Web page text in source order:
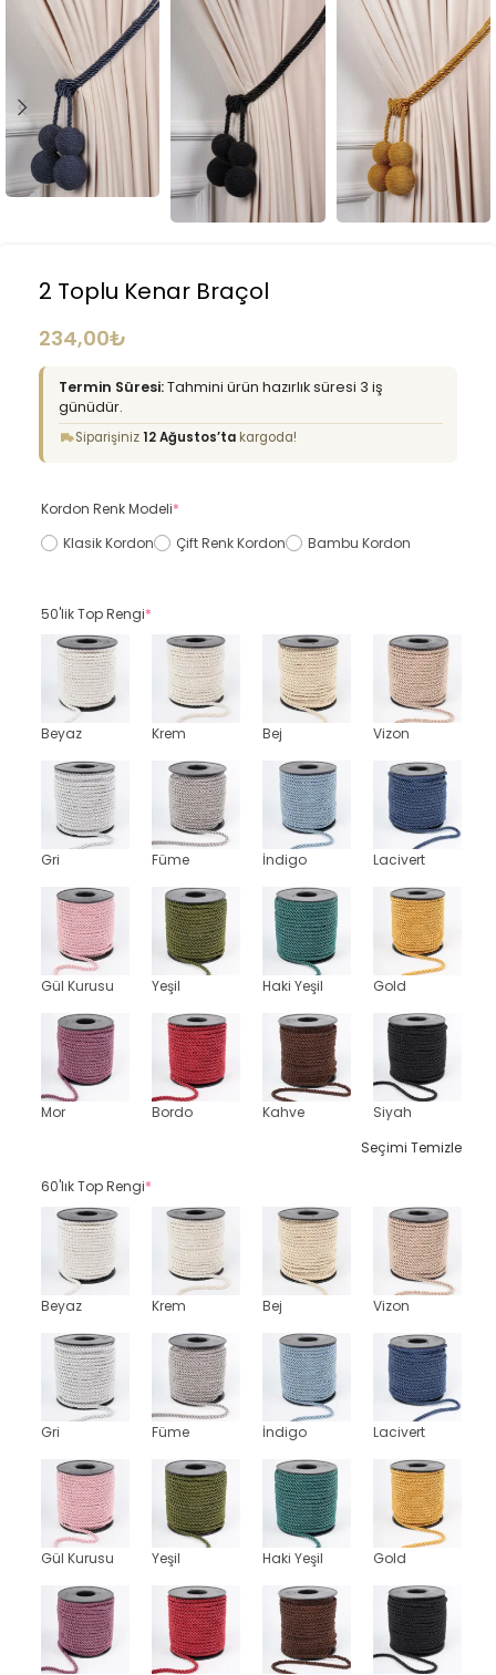
2 Toplu Kenar Braçol
234,00₺
Termin Süresi:Tahmini ürün hazırlık süresi 3 iş
günüdür.
Siparişiniz12 Ağustos’ta kargoda!
Kordon Renk Modeli*
Klasik Kordon
Çift Renk Kordon Bambu Kordon
50'lik Top Rengi*
Beyaz Krem Bej Vizon
Gri Füme İndigo Lacivert
Gül Kurusu Yeşil Haki Yeşil Gold
Mor Bordo Kahve
Siyah
Seçimi Temizle
60'lık Top Rengi*
Beyaz Krem Bej Vizon
Gri Füme İndigo Lacivert
Gül Kurusu Yeşil Haki Yeşil Gold